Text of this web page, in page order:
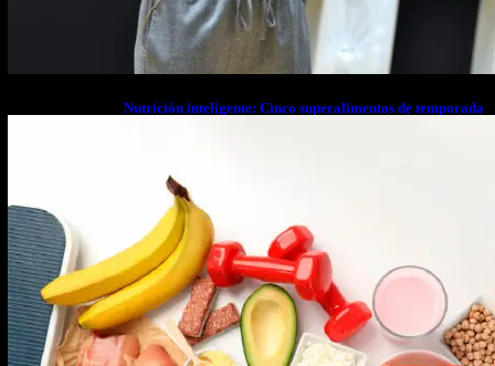
Nutrición inteligente: Cinco superalimentos de temporada